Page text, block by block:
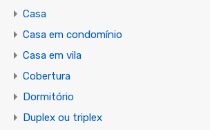
Casa
Casa em condomínio
Casa em vila
Cobertura
Dormitório
Duplex ou triplex